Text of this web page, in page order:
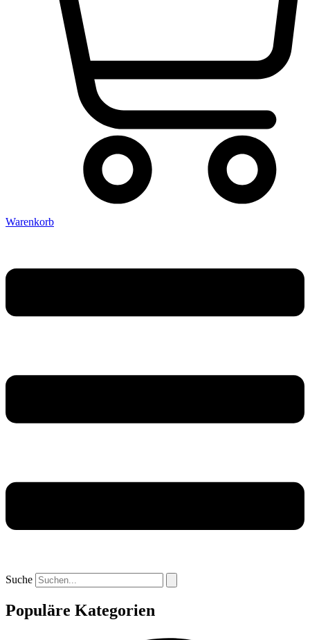
Warenkorb
Suche
Populäre Kategorien